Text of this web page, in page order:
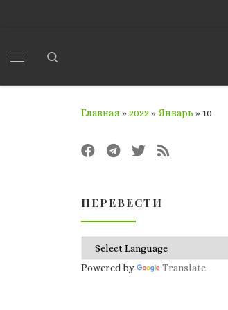
Главная »2022»Январь »10
ПЕРЕВЕСТИ
Powered by Translate